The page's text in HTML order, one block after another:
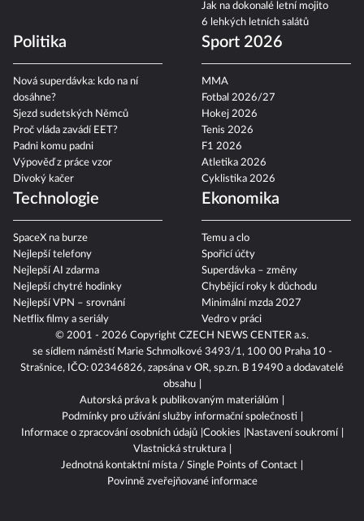
Jak na dokonalé letní mojito
6 lehkých letních salátů
Politika
Nová superdávka: kdo na ní
dosáhne?
Sjezd sudetských Němců
Proč vláda zavádí EET?
Padni komu padni
Výpověď z práce vzor
Divoký kačer
Sport 2026
MMA
Fotbal 2026/27
Hokej 2026
Tenis 2026
F1 2026
Atletika 2026
Cyklistika 2026
Technologie
SpaceX na burze
Nejlepší telefony
Nejlepší AI zdarma
Nejlepší chytré hodinky
Nejlepší VPN – srovnání
Netflix filmy a seriály
Ekonomika
Temu a clo
Spořicí účty
Superdávka – změny
Chybějící roky k důchodu
Minimální mzda 2027
Vedro v práci
© 2001 - 2026 Copyright CZECH NEWS CENTER a.s.
se sídlem náměstí Marie Schmolkové 3493/1, 100 00 Praha 10 -
Strašnice, IČO: 02346826, zapsána v OR, sp.zn. B 19490 a dodavatelé
obsahu
Autorská práva k publikovaným materiálům
Podmínky pro užívání služby informační společnosti
Informace o zpracování osobních údajů Cookies
Nastavení soukromí
Vlastnická struktura
Jednotná kontaktní místa / Single Points of Contact
Povinně zveřejňované informace